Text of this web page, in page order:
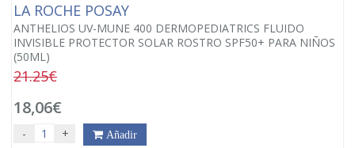
LA ROCHE POSAY
ANTHELIOS UV-MUNE 400 DERMOPEDIATRICS FLUIDO
INVISIBLE PROTECTOR SOLAR ROSTRO SPF50+ PARA NIÑOS
(50ML)
21.25€
18,06€
- + Añadir